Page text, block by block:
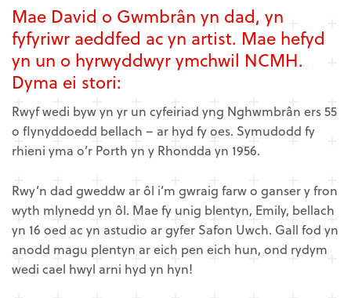
Mae David o Gwmbrân yn dad, yn
fyfyriwr aeddfed ac yn artist. Mae hefyd
yn un o hyrwyddwyr ymchwil NCMH.
Dyma ei stori:
Rwyf wedi byw yn yr un cyfeiriad yng Nghwmbrân ers 55
o flynyddoedd bellach – ar hyd fy oes. Symudodd fy
rhieni yma o’r Porth yn y Rhondda yn 1956.
Rwy’n dad gweddw ar ôl i’m gwraig farw o ganser y fron
wyth mlynedd yn ôl. Mae fy unig blentyn, Emily, bellach
yn 16 oed ac yn astudio ar gyfer Safon Uwch. Gall fod yn
anodd magu plentyn ar eich pen eich hun, ond rydym
wedi cael hwyl arni hyd yn hyn!